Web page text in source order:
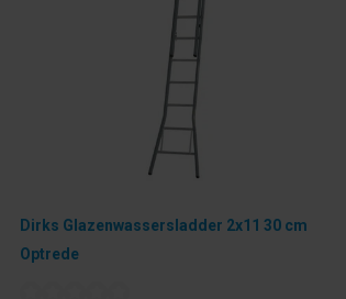
Dirks Glazenwassersladder 2x11 30 cm
Optrede